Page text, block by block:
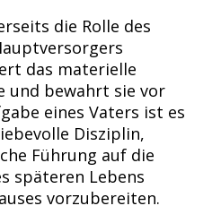
die Rolle des
das materielle
und bewahrt sie vor
eines Vaters ist es
Disziplin,
Führung auf die
späteren Lebens
vorzubereiten.